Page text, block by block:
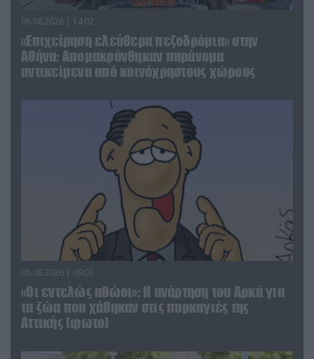
06.08.2026 | 14:02
«Επιχείρηση ελεύθερα πεζοδρόμια» στην
Αθήνα: Απομακρύνθηκαν παράνομα
αντικείμενα από κοινόχρηστους χώρους
06.08.2026 | 09:03
«Οι εντελώς αθώοι»: Η ανάρτηση του Αρκά για
τα ζώα που χάθηκαν στις πυρκαγιές της
Αττικής (φωτο)